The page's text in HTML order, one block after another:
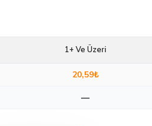
1+ Ve Üzeri
20,59₺
—